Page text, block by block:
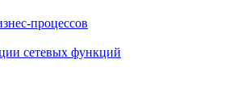
процессов
сетевых функций